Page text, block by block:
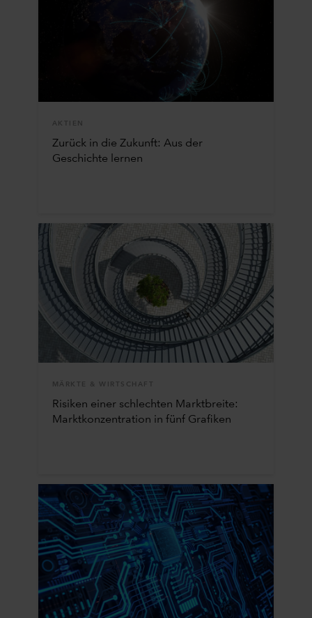
AKTIEN
Zurück in die Zukunft: Aus der
Geschichte lernen
MÄRKTE & WIRTSCHAFT
Risiken einer schlechten Marktbreite:
Marktkonzentration in fünf Grafiken